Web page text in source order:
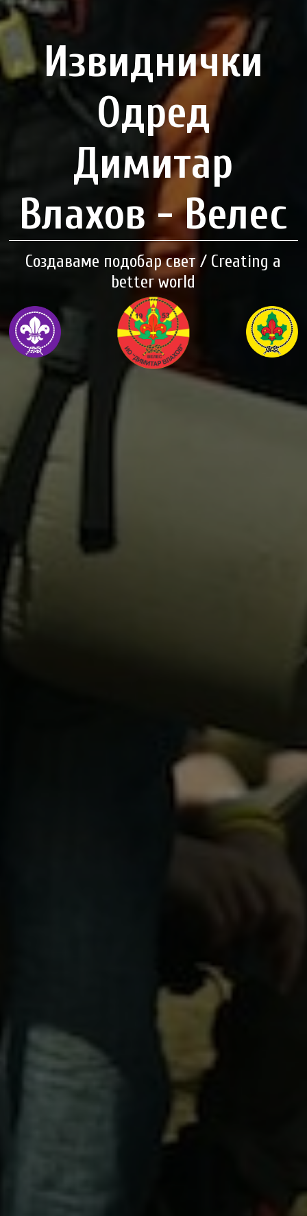
Извиднички
Одред
Димитар
Влахов - Велес
Создаваме подобар свет / Creating a
better world